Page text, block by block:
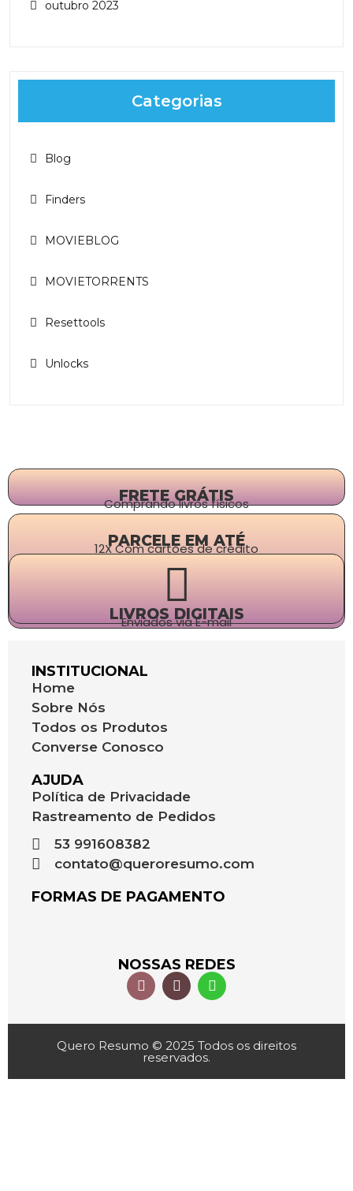
outubro 2023
Categorias
Blog
Finders
MOVIEBLOG
MOVIETORRENTS
Resettools
Unlocks
FRETE GRÁTIS
Comprando livros físicos
PARCELE EM ATÉ
12X Com cartões de crédito
LIVROS DIGITAIS
Enviados via E-mail
INSTITUCIONAL
Home
Sobre Nós
Todos os Produtos
Converse Conosco
AJUDA
Política de Privacidade
Rastreamento de Pedidos
53 991608382
contato@queroresumo.com
FORMAS DE PAGAMENTO
NOSSAS REDES
Quero Resumo © 2025 Todos os direitos
reservados.